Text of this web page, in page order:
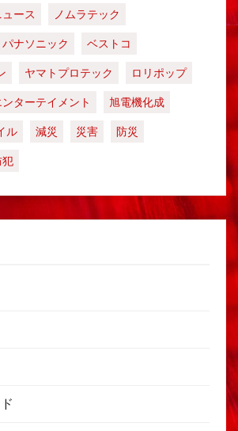
ース
ノムラテック
パナソニック
ベストコ
ヤマトプロテック
ロリポップ
ターテイメント
旭電機化成
ル
減災 災害
防災